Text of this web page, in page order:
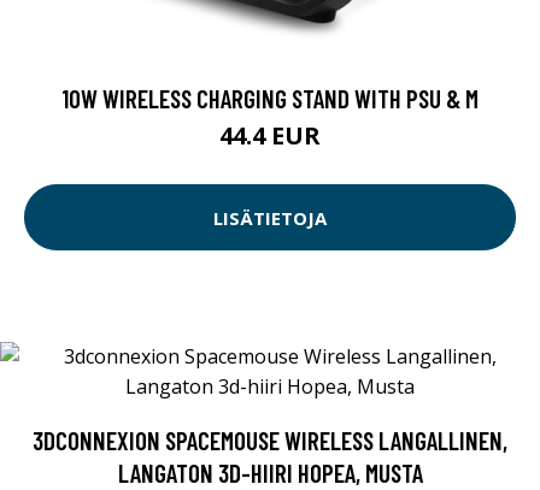
10W WIRELESS CHARGING STAND WITH PSU & M
44.4 EUR
LISÄTIETOJA
3DCONNEXION SPACEMOUSE WIRELESS LANGALLINEN,
LANGATON 3D-HIIRI HOPEA, MUSTA